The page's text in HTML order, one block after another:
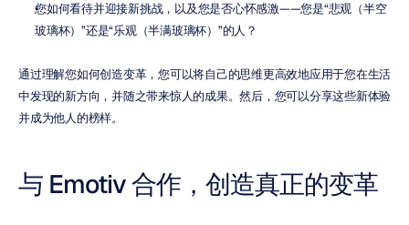
您如何看待并迎接新挑战，以及您是否心怀感激——您是“悲观（半空
玻璃杯）”还是“乐观（半满玻璃杯）”的人？
通过理解您如何创造变革，您可以将自己的思维更高效地应用于您在生活
中发现的新方向，并随之带来惊人的成果。然后，您可以分享这些新体验
并成为他人的榜样。
与 Emotiv 合作，创造真正的变革